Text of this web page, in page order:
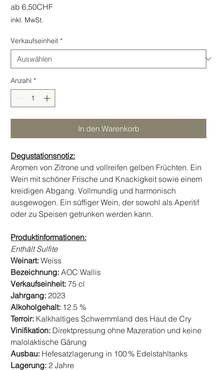
ab6,50CHFSale-
inkl. MwSt.
Verkaufseinheit *
Anzahl *
In den Warenkorb
Degustationsnotiz:
Aromen von Zitrone und vollreifen gelben Früchten. Ein
Wein mit schöner Frische und Knackigkeit sowie einem
kreidigen Abgang. Vollmundig und harmonisch
ausgewogen. Ein süffiger Wein, der sowohl als Aperitif
oder zu Speisen getrunken werden kann.
Produktinformationen:
Enthält Sulfite
Weinart: Weiss
Bezeichnung: AOC Wallis
Verkaufseinheit: 75 cl
Jahrgang: 2023
Alkoholgehalt: 12.5 %
Terroir: Kalkhaltiges Schwemmland des Haut de Cry
Vinifikation: Direktpressung ohne Mazeration und keine
malolaktische Gärung
Ausbau: Hefesatzlagerung in 100 % Edelstahltanks
Lagerung: 2 Jahre